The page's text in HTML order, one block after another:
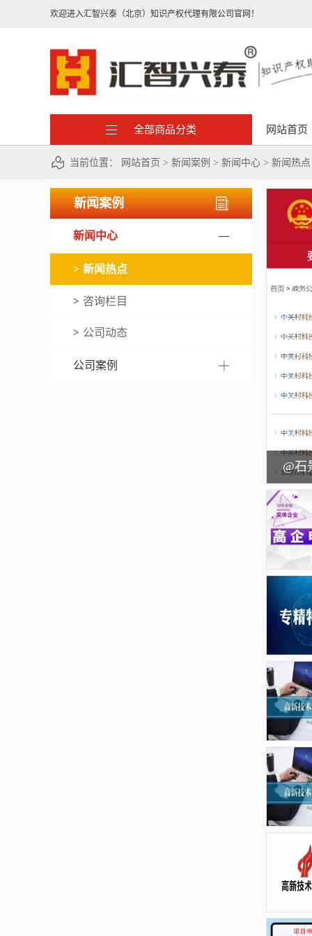
欢迎进入汇智兴泰（北京）知识产权代理有限公司官网！
全部商品分类 网站首页
当前位置： 网站首页 > 新闻案例 > 新闻中心 > 新闻热点
新闻案例
新闻中心
新闻热点
咨询栏目
公司动态
公司案例